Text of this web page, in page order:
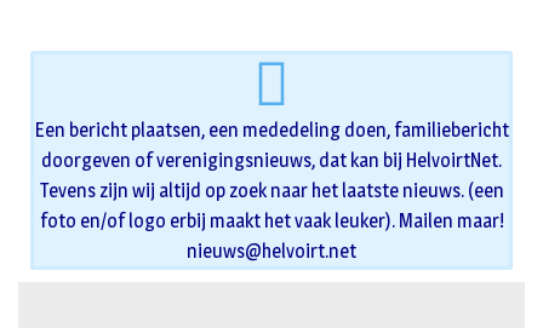
Een bericht plaatsen, een mededeling doen, familiebericht
doorgeven of verenigingsnieuws, dat kan bij HelvoirtNet.
Tevens zijn wij altijd op zoek naar het laatste nieuws. (een
foto en/of logo erbij maakt het vaak leuker). Mailen maar!
nieuws@helvoirt.net